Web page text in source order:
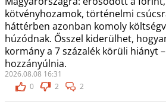
kötvényhozamok, történelmi
háttérben azonban komoly
húzódnak. Ősszel kiderülhet,
kormány a 7 százalék körüli hiányt
hozzányúlnia.
2026.08.08 16:31
0
2 2